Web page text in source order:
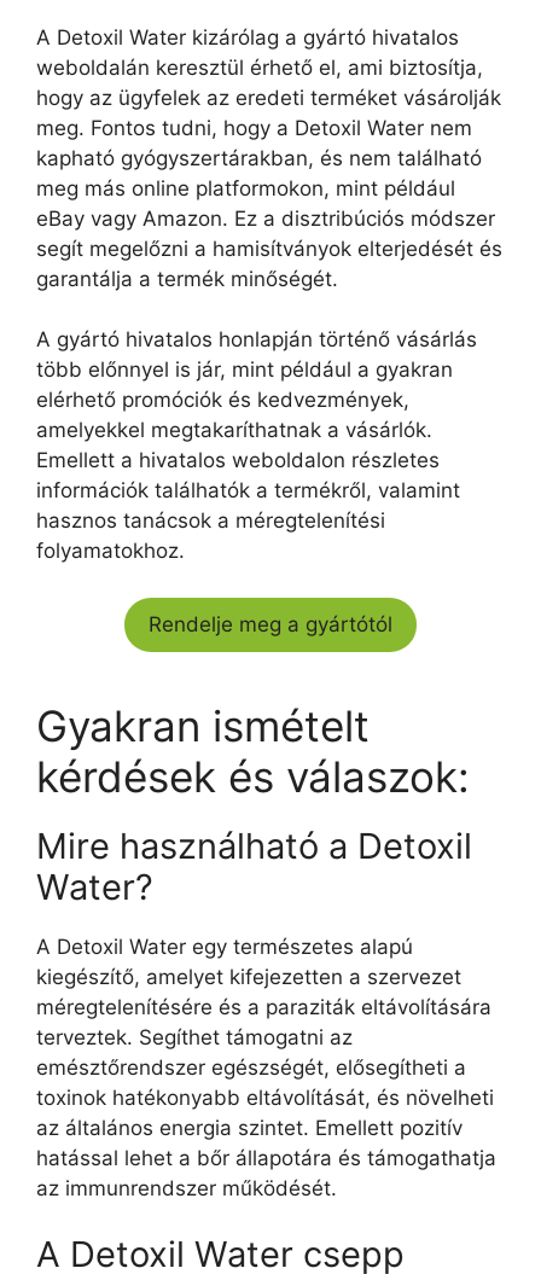
A Detoxil Water kizárólag a gyártó hivatalos
weboldalán keresztül érhető el, ami biztosítja,
hogy az ügyfelek az eredeti terméket vásárolják
meg. Fontos tudni, hogy a Detoxil Water nem
kapható gyógyszertárakban, és nem található
meg más online platformokon, mint például
eBay vagy Amazon. Ez a disztribúciós módszer
segít megelőzni a hamisítványok elterjedését és
garantálja a termék minőségét.
A gyártó hivatalos honlapján történő vásárlás
több előnnyel is jár, mint például a gyakran
elérhető promóciók és kedvezmények,
amelyekkel megtakaríthatnak a vásárlók.
Emellett a hivatalos weboldalon részletes
információk találhatók a termékről, valamint
hasznos tanácsok a méregtelenítési
folyamatokhoz.
Rendelje meg a gyártótól
Gyakran ismételt
kérdések és válaszok:
Mire használható a Detoxil
Water?
A Detoxil Water egy természetes alapú
kiegészítő, amelyet kifejezetten a szervezet
méregtelenítésére és a paraziták eltávolítására
terveztek. Segíthet támogatni az
emésztőrendszer egészségét, elősegítheti a
toxinok hatékonyabb eltávolítását, és növelheti
az általános energia szintet. Emellett pozitív
hatással lehet a bőr állapotára és támogathatja
az immunrendszer működését.
A Detoxil Water csepp